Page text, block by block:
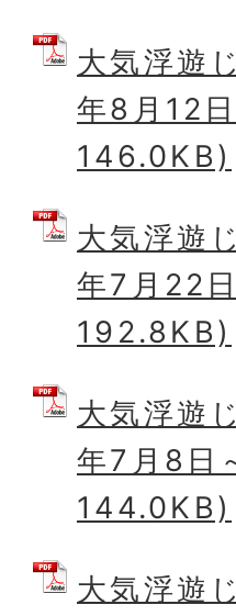
大気浮遊
年8月12
146.0KB)
大気浮遊
年7月22
192.8KB)
大気浮遊
年7月8日
144.0KB)
大気浮遊